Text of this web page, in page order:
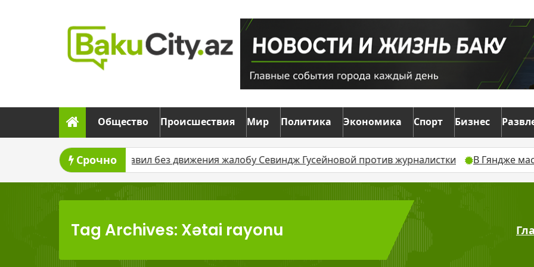
Общество Происшествия Мир Политика Экономика Спорт Бизнес
Срочно
без движения жалобу Севиндж Гусейновой против журналистки В Гяндже массовая драка у
Tag Archives: Xətai rayonu